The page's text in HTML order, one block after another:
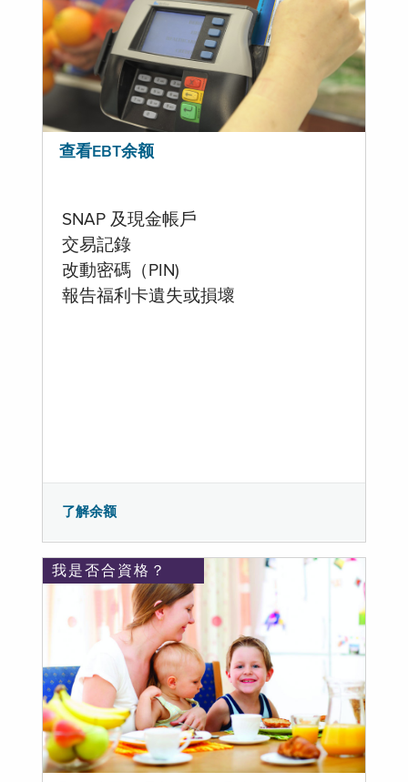
查看EBT余额
SNAP 及現金帳戶
交易記錄
改動密碼（PIN)
報告福利卡遺失或損壞
了解余额
我是否合資格？